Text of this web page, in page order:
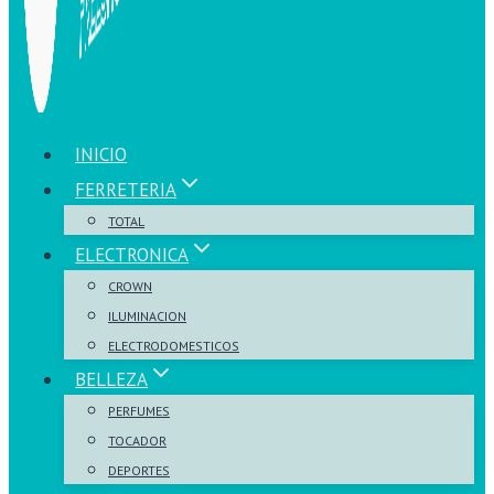
INICIO
FERRETERIA
TOTAL
ELECTRONICA
CROWN
ILUMINACION
ELECTRODOMESTICOS
BELLEZA
PERFUMES
TOCADOR
DEPORTES